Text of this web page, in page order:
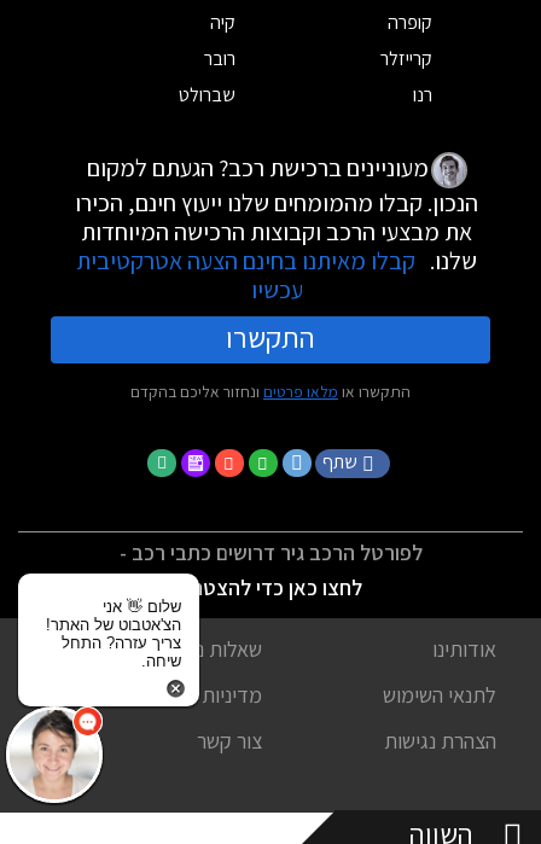
קופרה
קיה
קרייזלר
רובר
רנו
שברולט
מעוניינים ברכישת רכב? הגעתם למקום
הנכון. קבלו מהמומחים שלנו ייעוץ חינם, הכירו
את מבצעי הרכב וקבוצות הרכישה המיוחדות
שלנו. קבלו מאיתנו בחינם הצעה אטרקטיבית
עכשיו
התקשרו
התקשרו או מלאו פרטים ונחזור אליכם בהקדם
שתף
לפורטל הרכב גיר דרושים כתבי רכב -
לחצו כאן כדי להצטרף
אודותינו
שאלות נפוצות
לתנאי השימוש
מדיניות פרטיות
הצהרת נגישות
צור קשר
השווה
שלום 👋 אני
הצ'אטבוט של האתר!
צריך עזרה? התחל
שיחה.